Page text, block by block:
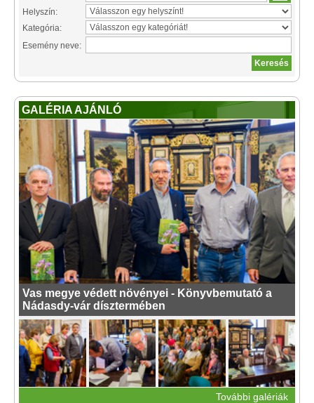
Helyszín:
Kategória:
Esemény neve:
GALÉRIA AJÁNLÓ
Vas megye védett növényei - Könyvbemutató a
Nádasdy-vár dísztermében
További galériák